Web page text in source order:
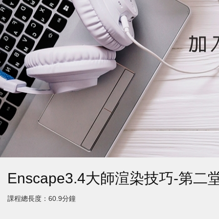
Enscape3.4大師渲染技巧-第二
課程總長度：60.9分鐘